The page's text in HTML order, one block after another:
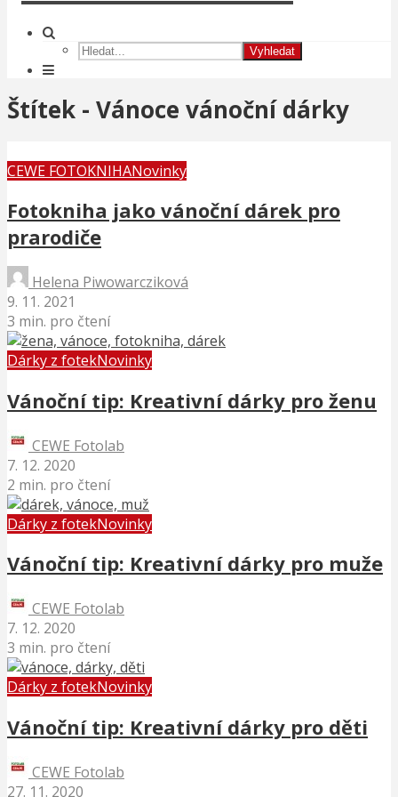
Vyhledat
Štítek - Vánoce vánoční dárky
CEWE FOTOKNIHANovinky
Fotokniha jako vánoční dárek pro
prarodiče
Helena Piwowarcziková
9. 11. 2021
3 min. pro čtení
Dárky z fotekNovinky
Vánoční tip: Kreativní dárky pro ženu
CEWE Fotolab
7. 12. 2020
2 min. pro čtení
Dárky z fotekNovinky
Vánoční tip: Kreativní dárky pro muže
CEWE Fotolab
7. 12. 2020
3 min. pro čtení
Dárky z fotekNovinky
Vánoční tip: Kreativní dárky pro děti
CEWE Fotolab
27. 11. 2020